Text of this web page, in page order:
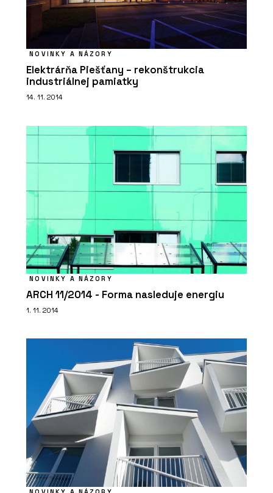
NOVINKY A NÁZORY
Elektrárňa Piešťany – rekonštrukcia
industriálnej pamiatky
14. 11. 2014
NOVINKY A NÁZORY
ARCH 11/2014 - Forma nasleduje energiu
1. 11. 2014